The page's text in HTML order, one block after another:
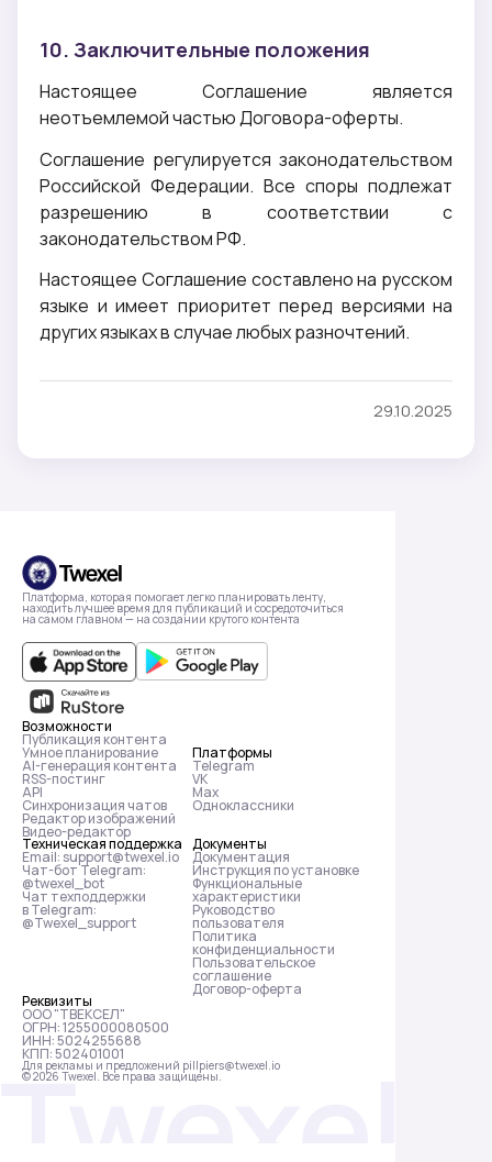
10. Заключительные положения
Настоящее Соглашение является
неотъемлемой частью Договора-оферты.
Соглашение регулируется законодательством
Российской Федерации. Все споры подлежат
разрешению в соответствии с
законодательством РФ.
Настоящее Соглашение составлено на русском
языке и имеет приоритет перед версиями на
других языках в случае любых разночтений.
29.10.2025
Платформа, которая помогает легко планировать ленту,
находить лучшее время для публикаций и сосредоточиться
на самом главном — на создании крутого контента
Возможности
Публикация контента
Умное планирование
АІ-генерация контента
RSS-постинг
API
Синхронизация чатов
Редактор изображений
Видео-редактор
Платформы
Telegram
VK
Max
Одноклассники
Техническая поддержка
Email: support@twexel.io
Чат-бот Telegram:
@twexel_bot
Чат техподдержки
в Telegram:
@Twexel_support
Документы
Документация
Инструкция по установке
Функциональные
характеристики
Руководство
пользователя
Политика
конфиденциальности
Пользовательское
соглашение
Договор-оферта
Реквизиты
ООО "ТВЕКСЕЛ"
ОГРН: 1255000080500
ИНН: 5024255688
КПП: 502401001
Для рекламы и предложений pillpiers@twexel.io
© 2026 Twexel. Все права защищены.